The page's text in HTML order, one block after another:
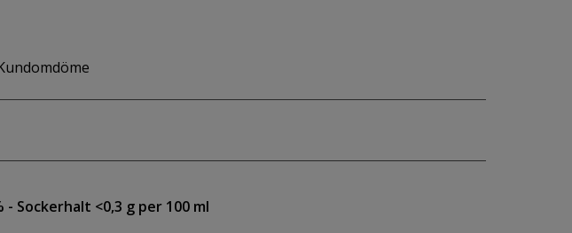
- Sockerhalt <0,3 g per 100 ml